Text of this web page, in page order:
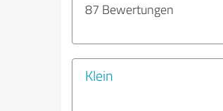
87 Bewertungen
Klein